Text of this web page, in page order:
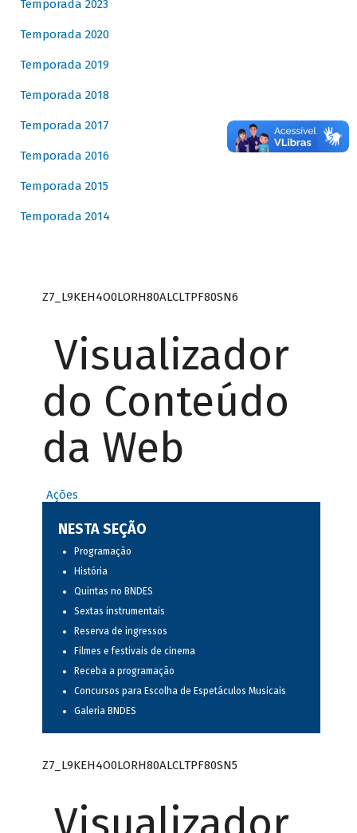
Temporada 2023
Temporada 2020
Temporada 2019
Temporada 2018
Temporada 2017
Temporada 2016
Temporada 2015
Temporada 2014
Z7_L9KEH4O0LORH80ALCLTPF80SN6
Visualizador
do Conteúdo
da Web
Ações
NESTA SEÇÃO
Programação
História
Quintas no BNDES
Sextas instrumentais
Reserva de ingressos
Filmes e festivais de cinema
Receba a programação
Concursos para Escolha de Espetáculos Musicais
Galeria BNDES
Z7_L9KEH4O0LORH80ALCLTPF80SN5